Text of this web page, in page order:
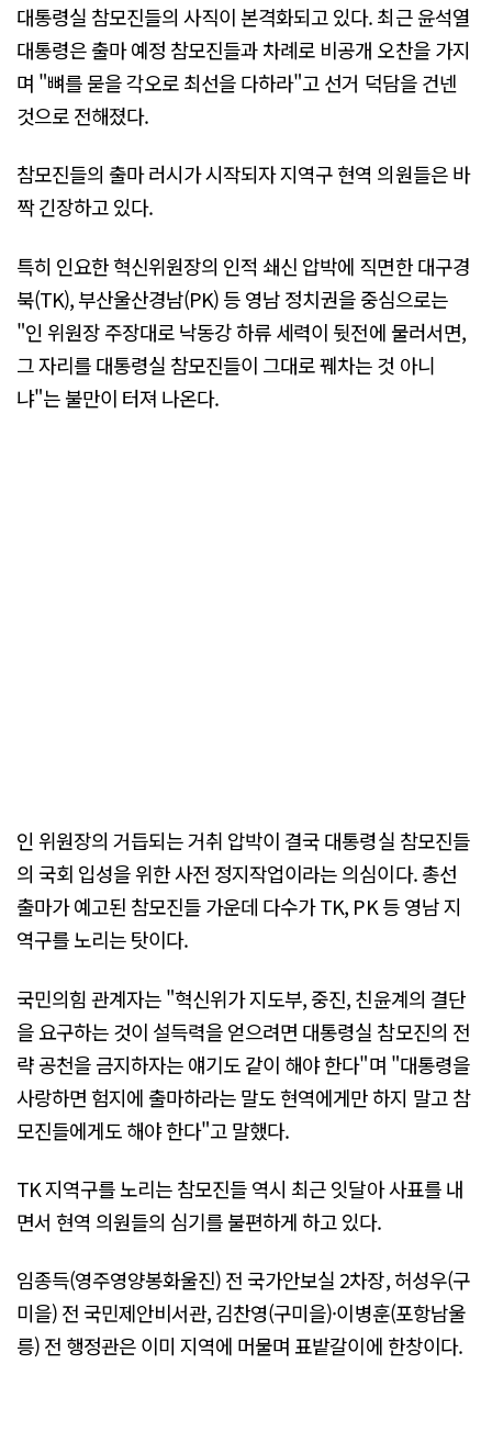
대통령실 참모진들의 사직이 본격화되고 있다. 최근 윤석열
대통령은 출마 예정 참모진들과 차례로 비공개 오찬을 가지
며 "뼈를 묻을 각오로 최선을 다하라"고 선거 덕담을 건넨
것으로 전해졌다.
참모진들의 출마 러시가 시작되자 지역구 현역 의원들은 바
짝 긴장하고 있다.
특히 인요한 혁신위원장의 인적 쇄신 압박에 직면한 대구경
북(TK), 부산울산경남(PK) 등 영남 정치권을 중심으로는
"인 위원장 주장대로 낙동강 하류 세력이 뒷전에 물러서면,
그 자리를 대통령실 참모진들이 그대로 꿰차는 것 아니
냐"는 불만이 터져 나온다.
인 위원장의 거듭되는 거취 압박이 결국 대통령실 참모진들
의 국회 입성을 위한 사전 정지작업이라는 의심이다. 총선
출마가 예고된 참모진들 가운데 다수가 TK, PK 등 영남 지
역구를 노리는 탓이다.
국민의힘 관계자는 "혁신위가 지도부, 중진, 친윤계의 결단
을 요구하는 것이 설득력을 얻으려면 대통령실 참모진의 전
략 공천을 금지하자는 얘기도 같이 해야 한다"며 "대통령을
사랑하면 험지에 출마하라는 말도 현역에게만 하지 말고 참
모진들에게도 해야 한다"고 말했다.
TK 지역구를 노리는 참모진들 역시 최근 잇달아 사표를 내
면서 현역 의원들의 심기를 불편하게 하고 있다.
임종득(영주영양봉화울진) 전 국가안보실 2차장, 허성우(구
미을) 전 국민제안비서관, 김찬영(구미을)·이병훈(포항남울
릉) 전 행정관은 이미 지역에 머물며 표밭갈이에 한창이다.